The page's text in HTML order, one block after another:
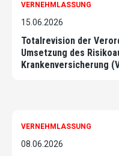
VERNEHMLASSUNG
15.06.2026
Totalrevision der
Umsetzung des
Krankenversicherung
VERNEHMLASSUNG
08.06.2026